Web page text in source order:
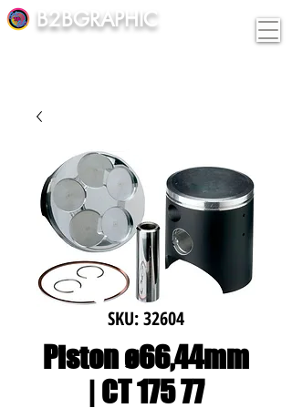
B2BGRAPHIC
SKU: 32604
Piston ø66,44mm
| CT 175 77